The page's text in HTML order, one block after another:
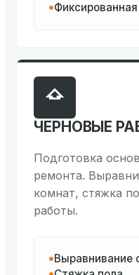
ЧЕРНОВЫЕ
Подготовка
ремонта.
комнат, стяжка
работы.
Выравнивание